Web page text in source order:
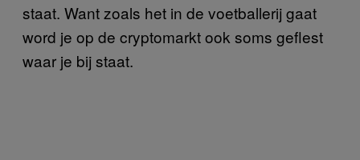
staat. Want zoals het in de voetballerij gaat
word je op de cryptomarkt ook soms geflest
waar je bij staat.